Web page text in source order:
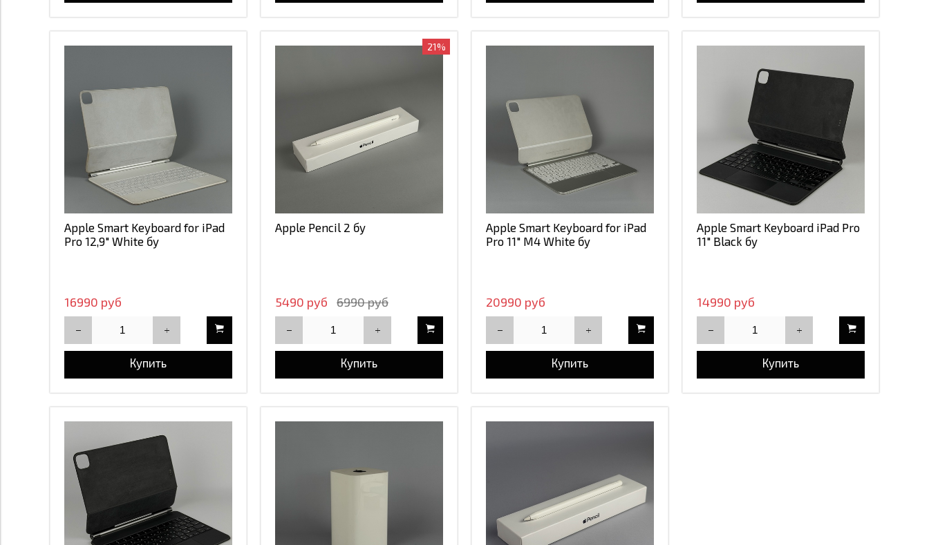
Apple Smart Keyboard for iPad
Pro 12,9" White бу
16990 руб
Купить
21%
Apple Pencil 2 бу
5490 руб 6990 руб
Купить
Apple Smart Keyboard for iPad
Pro 11" M4 White бу
20990 руб
Купить
Apple Smart Keyboard iPad Pro
11" Black бу
14990 руб
Купить